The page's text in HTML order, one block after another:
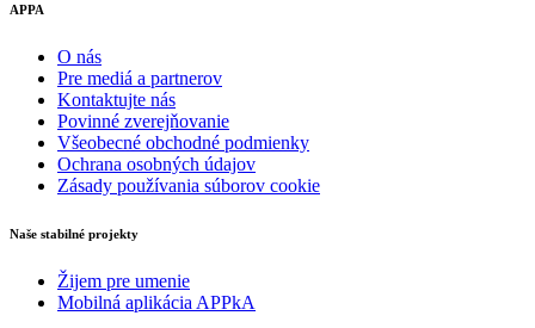
APPA
O nás
Pre mediá a partnerov
Kontaktujte nás
Povinné zverejňovanie
Všeobecné obchodné podmienky
Ochrana osobných údajov
Zásady používania súborov cookie
Naše stabilné projekty
Žijem pre umenie
Mobilná aplikácia APPkA